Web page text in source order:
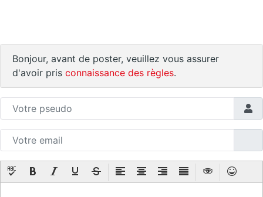
Bonjour, avant de poster, veuillez vous assurer
d'avoir pris connaissance des règles.